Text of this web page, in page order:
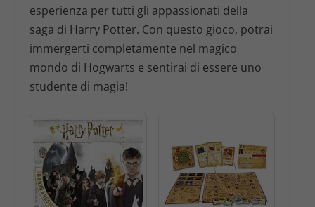
esperienza per tutti gli appassionati della
saga di Harry Potter. Con questo gioco, potrai
immergerti completamente nel magico
mondo di Hogwarts e sentirai di essere uno
studente di magia!